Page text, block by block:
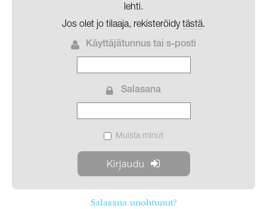
lehti.
Jos olet jo tilaaja, rekisteröidytästä.
Käyttäjätunnus tai s-posti
Salasana
Muista minut
Salasana unohtunut?